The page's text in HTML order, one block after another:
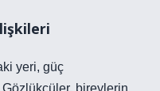
yeri, güç
bireylerin